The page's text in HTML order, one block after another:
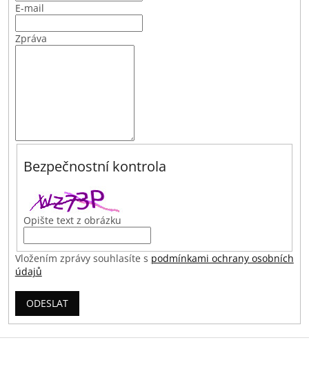
E-mail
Zpráva
Bezpečnostní kontrola
Opište text z obrázku
Vložením zprávy souhlasíte s podmínkami ochrany osobních
údajů
ODESLAT
Z